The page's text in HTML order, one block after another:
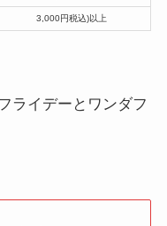
3,000円税込)以上
ライデーとワンダフ